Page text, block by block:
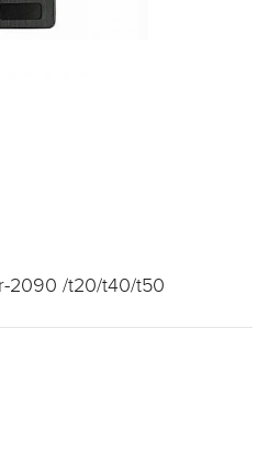
2090 /t20/t40/t50